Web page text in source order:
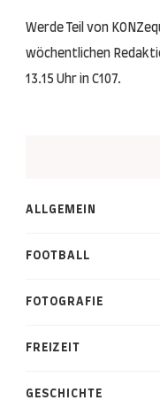
Werde Teil von
wöchentlichen
13.15 Uhr in C107.
ALLGEMEIN
FOOTBALL
FOTOGRAFIE
FREIZEIT
GESCHICHTE